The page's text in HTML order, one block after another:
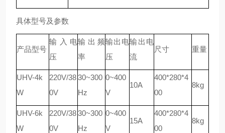
具体型号及参数
产品型号
输入电
压
输出频
率
输出电
压
输出电
流
尺寸 重量
UHV-4k
W
220V/38
0V
30~300
Hz
0~400
V
10A
400*280*4
00
8kg
UHV-6k
W
220V/38
0V
30~300
Hz
0~400
V
15A
400*280*4
00
8kg